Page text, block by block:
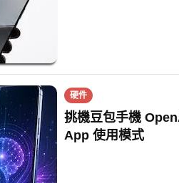
硬件
挑機豆包手機
App 使用模式